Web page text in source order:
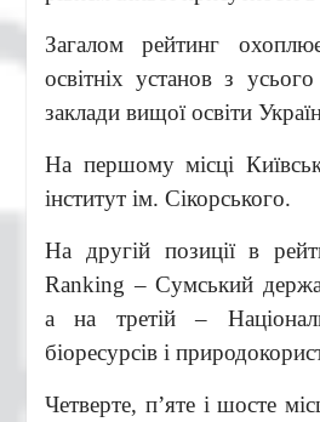
Загалом рейтинг
освітніх установ з
заклади вищої освіти
На першому місці
інститут ім. Сікорського.
На другій позиції в
Ranking – Сумський
а на третій –
біоресурсів і
Четверте, п’яте і шосте